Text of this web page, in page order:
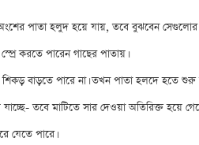
পাতা হলুদ হয়ে যায়, তবে বুঝবেন সেগুলোর
করতে পারেন গাছের পাতায়।
বাড়তে পারে না। তখন পাতা হলদে হতে শুরু
তবে মাটিতে সার দেওয়া অতিরিক্ত হয়ে
যেতে পারে।